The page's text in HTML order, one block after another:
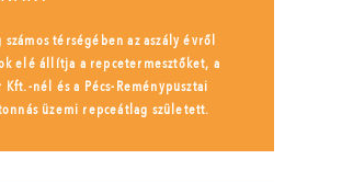
számos térségében az aszály évről
elé állítja a repcetermesztőket, a
nél és a Pécs-Reménypusztai
üzemi repceátlag született.